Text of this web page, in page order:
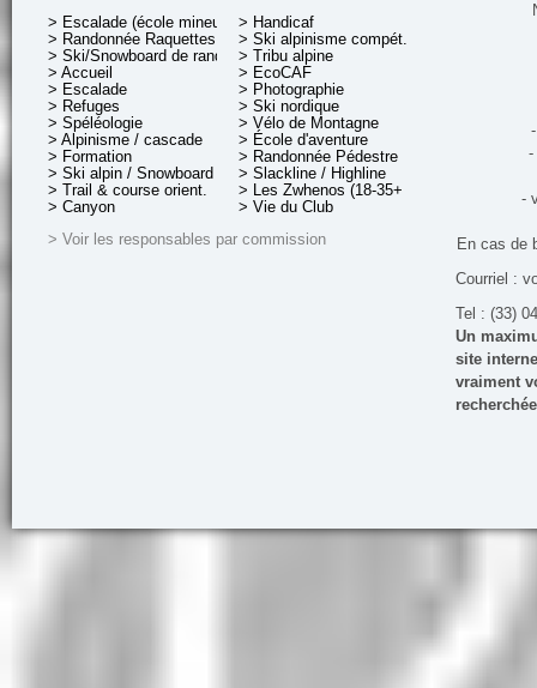
> Escalade (école mineurs)
> Randonnée Raquettes
> Ski/Snowboard de rando.
> Accueil
> Escalade
> Refuges
> Spéléologie
> Alpinisme / cascade
> Formation
> Ski alpin / Snowboard
> Trail & course orient.
> Canyon
> Handicaf
> Ski alpinisme compét.
> Tribu alpine
> EcoCAF
> Photographie
> Ski nordique
> Vélo de Montagne
> École d'aventure
> Randonnée Pédestre
> Slackline / Highline
> Les Zwhenos (18-35+ ans)
> Vie du Club
> Voir les responsables par commission
-
-
En cas de
Courriel :
Tel : (33)
Un
site
vraiment